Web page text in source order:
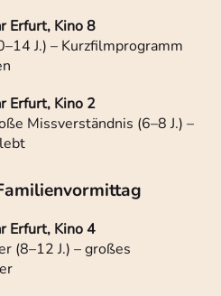
Erfurt, Kino 8
J.) – Kurzfilmprogramm
Erfurt, Kino 2
Missverständnis (6–8 J.) –
Erfurt, Kino 4
(8–12 J.) – großes